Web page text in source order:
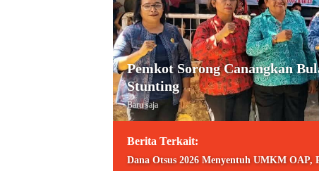
Pemkot Sorong Canangkan
Stunting
Baru saja
Berita Terkait:
Dana Otsus 2026 Menyentuh UMKM OAP,